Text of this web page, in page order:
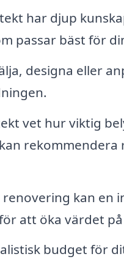
har djup
passar bäst för
designa eller
vet hur viktig
rekommendera
kan en
att öka värdet
budget för